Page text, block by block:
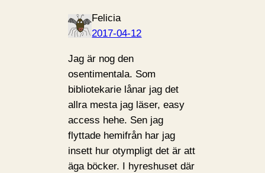
Felicia
2017-04-12
Jag är nog den
osentimentala. Som
bibliotekarie lånar jag det
allra mesta jag läser, easy
access hehe. Sen jag
flyttade hemifrån har jag
insett hur otympligt det är att
äga böcker. I hyreshuset där